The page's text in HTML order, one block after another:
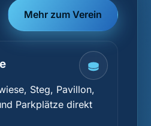
Mehr zum Verein
Steg, Pavillon,
Parkplätze direkt